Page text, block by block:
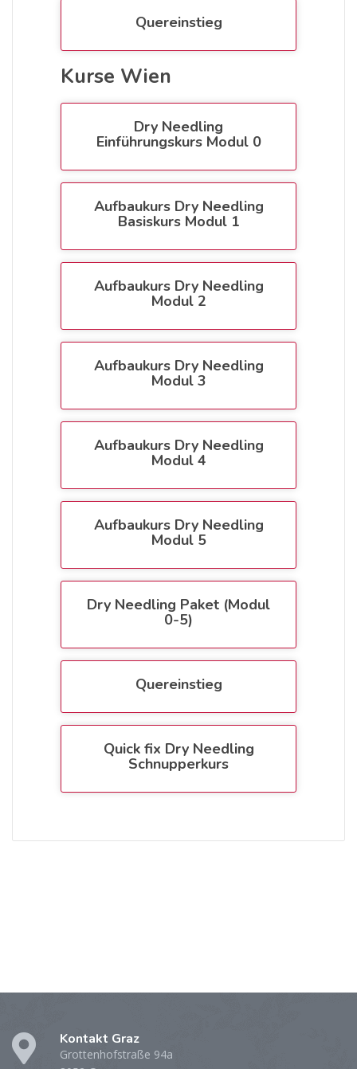
Quereinstieg
Kurse Wien
Dry Needling
Einführungskurs Modul 0
Aufbaukurs Dry Needling
Basiskurs Modul 1
Aufbaukurs Dry Needling
Modul 2
Aufbaukurs Dry Needling
Modul 3
Aufbaukurs Dry Needling
Modul 4
Aufbaukurs Dry Needling
Modul 5
Dry Needling Paket (Modul
0-5)
Quereinstieg
Quick fix Dry Needling
Schnupperkurs
Kontakt Graz
Grottenhofstraße 94a